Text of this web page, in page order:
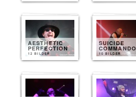
AESTHETIC
PERFECTION
12 BILDER
SUICIDE
COMMANDO
10 BILDER